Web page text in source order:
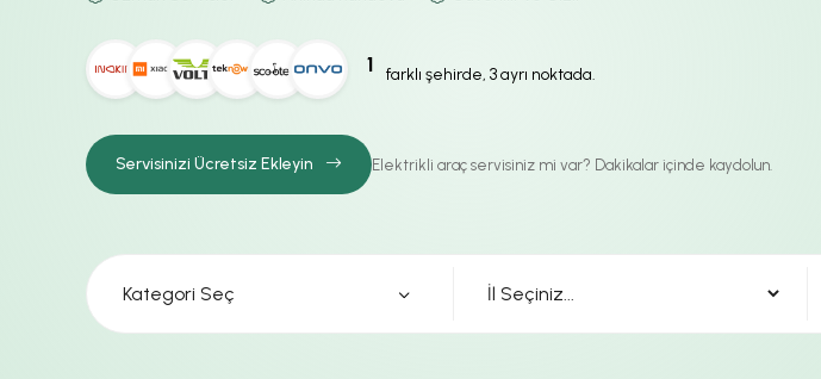
1 farklı şehirde, 3 ayrı noktada.
Servisinizi Ücretsiz Ekleyin Elektrikli araç servisiniz mi var? Dakikalar içinde kaydolun.
Kategori Seç